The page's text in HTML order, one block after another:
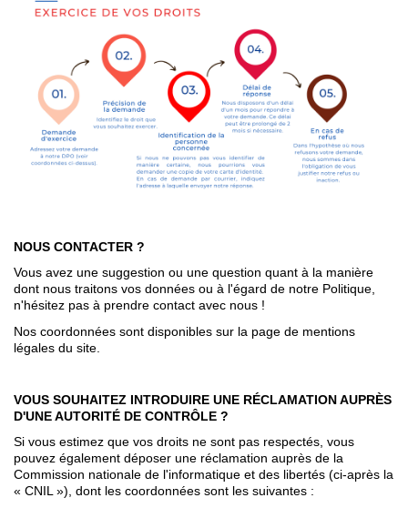
NOUS CONTACTER ?
Vous avez une suggestion ou une question quant à la manière
dont nous traitons vos données ou à l'égard de notre Politique,
n'hésitez pas à prendre contact avec nous !
Nos coordonnées sont disponibles sur la page de mentions
légales du site.
VOUS SOUHAITEZ INTRODUIRE UNE RÉCLAMATION AUPRÈS
D'UNE AUTORITÉ DE CONTRÔLE ?
Si vous estimez que vos droits ne sont pas respectés, vous
pouvez également déposer une réclamation auprès de la
Commission nationale de l'informatique et des libertés (ci-après la
« CNIL »), dont les coordonnées sont les suivantes :